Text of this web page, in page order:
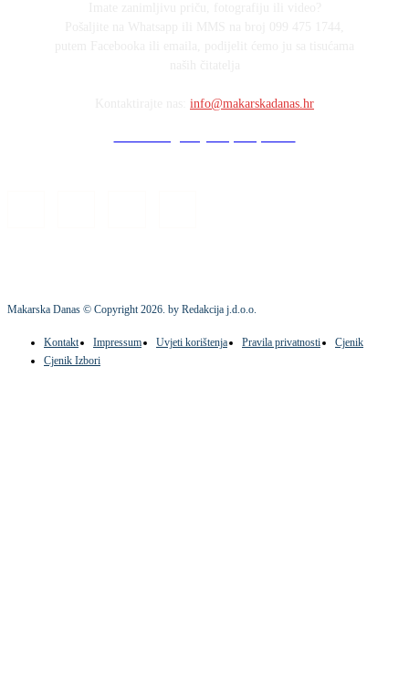
info@makarskadanas.hr
Makarska Danas © Copyright2026. by Redakcija j.d.o.o.
Kontakt Impressum Uvjeti korištenja Pravila privatnosti
Cjenik
Cjenik Izbori